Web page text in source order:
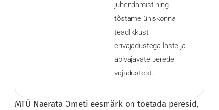
juhendamist ning
tõstame ühiskonna
teadlikkust
erivajadustega laste ja
abivajavate perede
vajadustest.
MTÜ Naerata Ometi eesmärk on toetada peresid,